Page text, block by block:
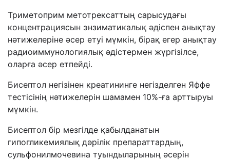
Триметоприм метотрексаттың сарысудағы
концентрациясын энзиматикалық әдіспен анықтау
нәтижелеріне әсер етуі мүмкін, бірақ егер анықтау
радиоиммунологиялық әдістермен жүргізілсе,
оларға әсер етпейді.
Бисептол негізінен креатининге негізделген Яффе
тестісінің нәтижелерін шамамен 10%-ға арттыруы
мүмкін.
Бисептол бір мезгілде қабылданатын
гипогликемиялық дәрілік препараттардың,
сульфонилмочевина туындыларының әсерін